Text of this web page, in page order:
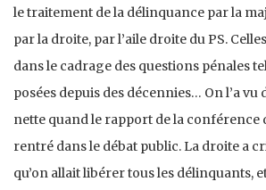
le traitement de la délinquance par la
par la droite, par l’aile droite du PS.
dans le cadrage des questions pénales
posées depuis des décennies… On l’a vu
nette quand le rapport de la conférence
rentré dans le débat public. La droite a
qu’on allait libérer tous les délinquants,